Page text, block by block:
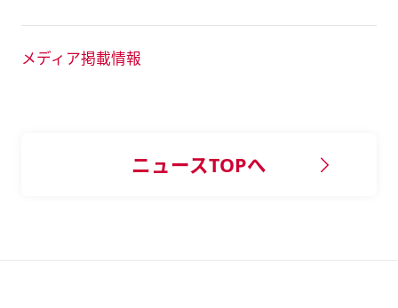
メディア掲載情報
ニュースTOPへ